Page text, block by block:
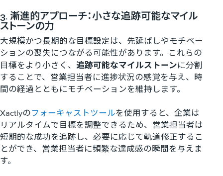
3. 漸進的アプローチ：小さな追跡可能なマイル
ストーンの力
大規模かつ長期的な目標設定は、先延ばしやモチベー
ションの喪失につながる可能性があります。これらの
目標をより小さく、 追跡可能なマイルストーンに分割
することで、営業担当者に進捗状況の感覚を与え、時
間の経過とともにモチベーションを維持します。
Xactlyのフォーキャストツールを使用すると、企業は
リアルタイムで目標を調整できるため、営業担当者は
短期的な成功を追跡し、必要に応じて軌道修正するこ
とができ、営業担当者に頻繁な達成感の瞬間を与えま
す。